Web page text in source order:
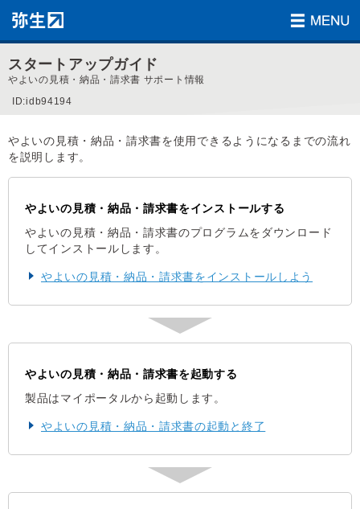
スタートアップガイド
やよいの見積・納品・請求書 サポート情報
ID:idb94194
やよいの見積・納品・請求書を使用できるようになるまでの流れ
を説明します。
やよいの見積・納品・請求書をインストールする
やよいの見積・納品・請求書のプログラムをダウンロード
してインストールします。
やよいの見積・納品・請求書をインストールしよう
やよいの見積・納品・請求書を起動する
製品はマイポータルから起動します。
やよいの見積・納品・請求書の起動と終了